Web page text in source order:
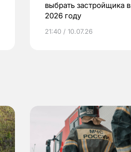
выбрать застройщика в
2026 году
21:40 / 10.07.26